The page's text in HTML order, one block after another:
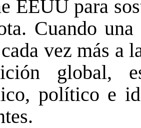
EEUU para
Cuando
vez más a
global,
político e